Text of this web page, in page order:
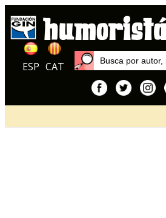
ESP CAT